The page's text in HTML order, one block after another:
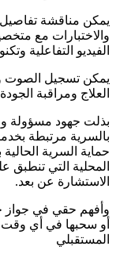
يمكن مناقشة تفاصيل
والاختبارات مع
الفيديو التفاعلية
يمكن تسجيل الصوت
العلاج ومراقبة
بذلت جهود مسؤولة
بالسرية مرتبطة
حماية السرية الحالية
المحلية التي
الاستشارة عن بعد.
وأفهم حقي في جواز
أو سحبها في أي وقت
المستقبلي